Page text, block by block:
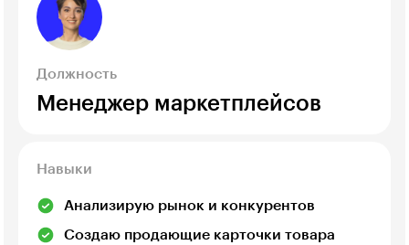
Должность
Менеджер маркетплейсов
Навыки
Анализирую рынок и конкурентов
Создаю продающие карточки товара